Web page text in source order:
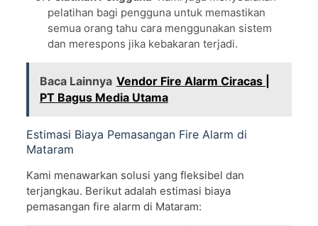
pelatihan bagi pengguna untuk memastikan
semua orang tahu cara menggunakan sistem
dan merespons jika kebakaran terjadi.
Baca Lainnya Vendor Fire Alarm Ciracas |
PT Bagus Media Utama
Estimasi Biaya Pemasangan Fire Alarm di
Mataram
Kami menawarkan solusi yang fleksibel dan
terjangkau. Berikut adalah estimasi biaya
pemasangan fire alarm di Mataram: